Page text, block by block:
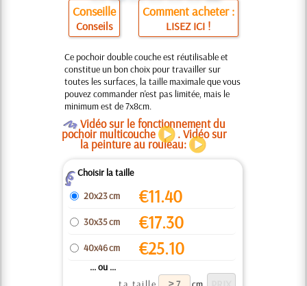
Conseille
Conseils
Comment acheter :
LISEZ ICI !
Ce pochoir double couche est réutilisable et
constitue un bon choix pour travailler sur
toutes les surfaces, la taille maximale que vous
pouvez commander n'est pas limitée, mais le
minimum est de 7x8cm.
O Vidéo sur le fonctionnement du
pochoir multicouche . Vidéo sur
la peinture au rouleau:
ZChoisir la taille
20x23 cm
€11.40
30x35 cm €17.30
40x46 cm €25.10
... ou ...